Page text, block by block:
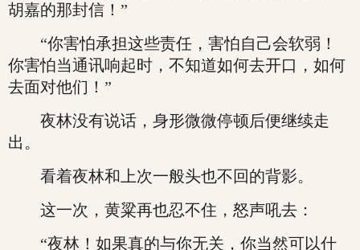
胡嘉的那封信！”
“你害怕承担这些责任，害怕自己会软弱！
你害怕当通讯响起时，不知道如何去开口，如何
去面对他们！”
夜林没有说话，身形微微停顿后便继续走
出。
看着夜林和上次一般头也不回的背影。
这一次，黄粱再也忍不住，怒声吼去：
“夜林！如果真的与你无关，你当然可以什